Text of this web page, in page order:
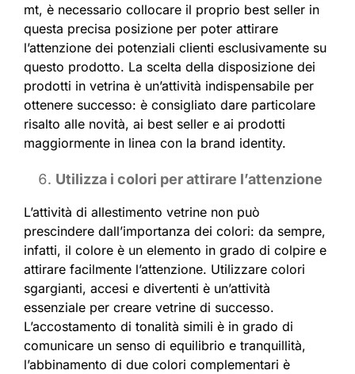
mt, è necessario collocare il proprio best seller in
questa precisa posizione per poter attirare
l’attenzione dei potenziali clienti esclusivamente su
questo prodotto. La scelta della disposizione dei
prodotti in vetrina è un’attività indispensabile per
ottenere successo: è consigliato dare particolare
risalto alle novità, ai best seller e ai prodotti
maggiormente in linea con la brand identity.
Utilizza i colori per attirare l’attenzione
L’attività di allestimento vetrine non può
prescindere dall’importanza dei colori: da sempre,
infatti, il colore è un elemento in grado di colpire e
attirare facilmente l’attenzione. Utilizzare colori
sgargianti, accesi e divertenti è un’attività
essenziale per creare vetrine di successo.
L’accostamento di tonalità simili è in grado di
comunicare un senso di equilibrio e tranquillità,
l’abbinamento di due colori complementari è